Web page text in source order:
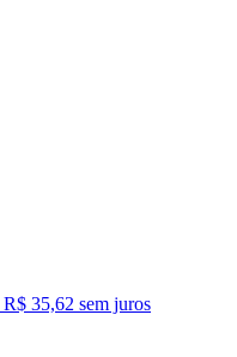
R$ 35,62 sem juros